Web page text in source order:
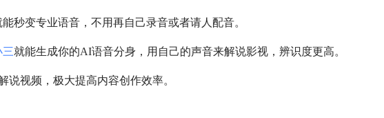
秒变专业语音，不用再自己录音或者请人配音。
三就能生成你的AI语音分身，用自己的声音来解说影视，辨识度更高。
说视频，极大提高内容创作效率。